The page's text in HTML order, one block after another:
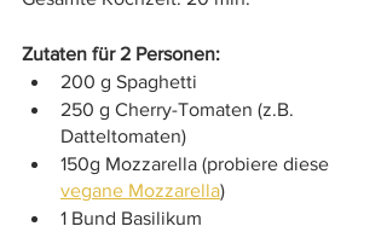
Zutaten für 2 Personen:
200 g Spaghetti
250 g Cherry-Tomaten (z.B.
Datteltomaten)
150g Mozzarella (probiere diese
vegane Mozzarella)
1 Bund Basilikum